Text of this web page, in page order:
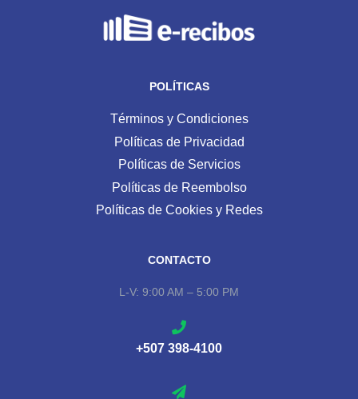
POLÍTICAS
Términos y Condiciones
Políticas de Privacidad
Políticas de Servicios
Políticas de Reembolso
Políticas de Cookies y Redes
CONTACTO
L-V: 9:00 AM – 5:00 PM
+507 398-4100